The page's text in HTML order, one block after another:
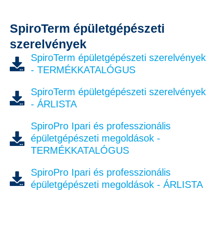
SpiroTerm épületgépészeti
szerelvények
SpiroTerm épületgépészeti szerelvények
- TERMÉKKATALÓGUS
SpiroTerm épületgépészeti szerelvények
- ÁRLISTA
SpiroPro Ipari és professzionális
épületgépészeti megoldások -
TERMÉKKATALÓGUS
SpiroPro Ipari és professzionális
épületgépészeti megoldások - ÁRLISTA